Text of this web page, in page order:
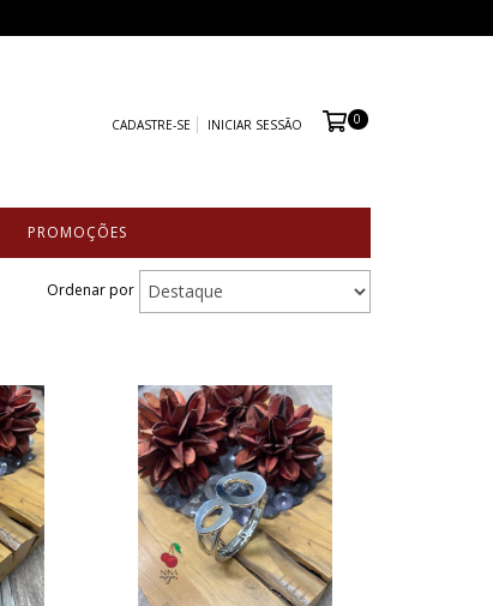
CADASTRE-SE INICIAR SESSÃO 0
PROMOÇÕES
Ordenar por